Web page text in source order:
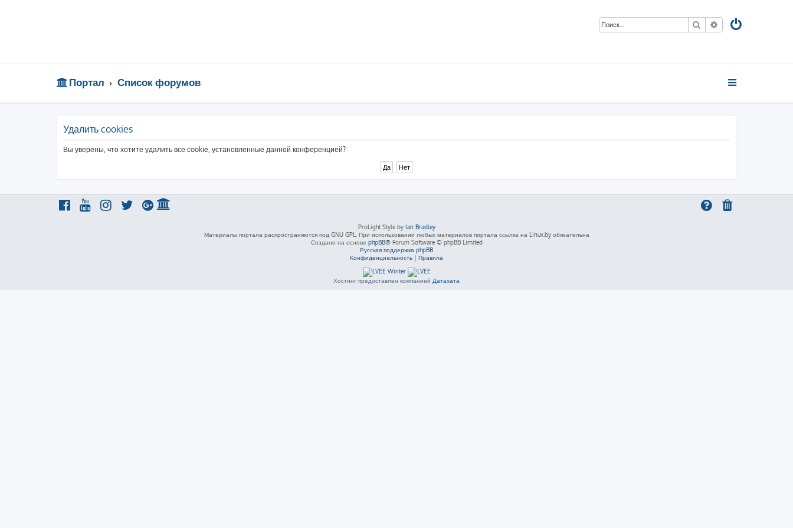
Поиск Расширенный
Портал Список форумов
Удалить cookies
Вы уверены, что хотите удалить все cookie, установленные данной конференцией?
ProLight Style by Ian Bradley
Материалы портала распространяются под GNU GPL. При использовании любых материалов портала ссылка на Linux.by обязательна
Создано на основе phpBB® Forum Software © phpBB Limited
Русская поддержка phpBB
Конфиденциальность | Правила
Хостинг предоставлен компанией Датахата